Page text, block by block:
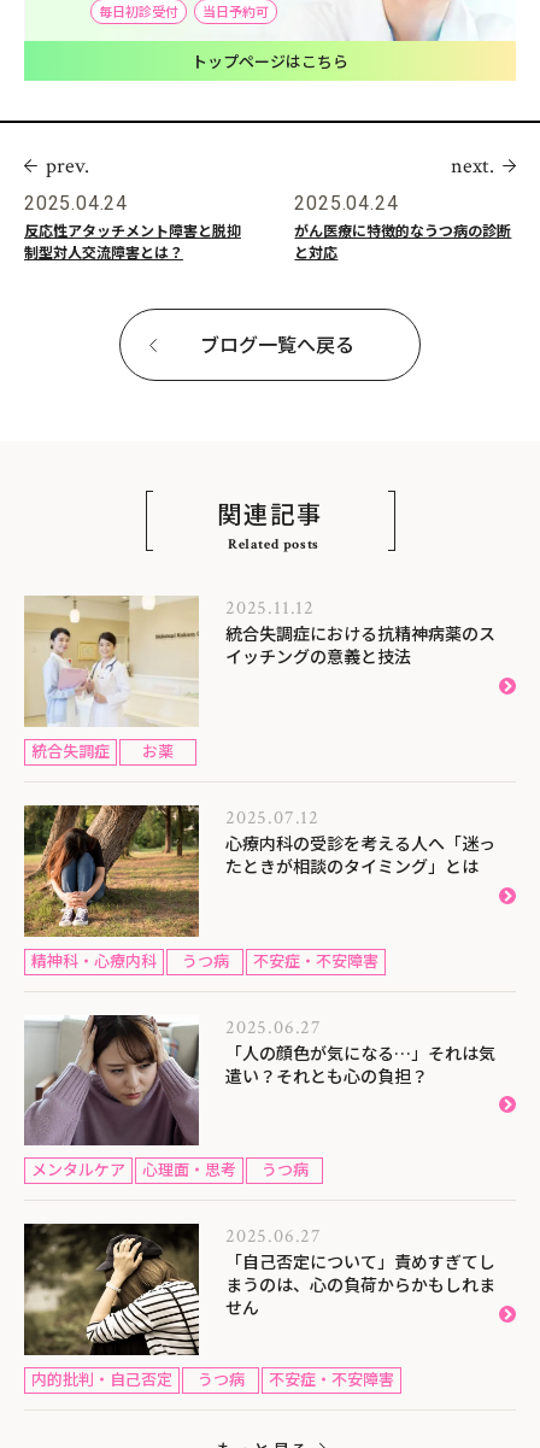
毎日初診受付 当日予約可
トップページはこちら
prev.
2025.04.24
反応性アタッチメント障害と脱抑
制型対人交流障害とは？
next.
2025.04.24
がん医療に特徴的なうつ病の診断
と対応
ブログ一覧へ戻る
関連記事
Related posts
2025.11.12
統合失調症における抗精神病薬のス
イッチングの意義と技法
統合失調症 お薬
2025.07.12
心療内科の受診を考える人へ「迷っ
たときが相談のタイミング」とは
精神科・心療内科 うつ病 不安症・不安障害
2025.06.27
「人の顔色が気になる…」それは気
遣い？それとも心の負担？
メンタルケア 心理面・思考 うつ病
2025.06.27
「自己否定について」責めすぎてし
まうのは、心の負荷からかもしれま
せん
内的批判・自己否定 うつ病 不安症・不安障害